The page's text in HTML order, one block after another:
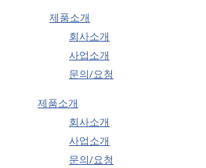
제품소개
회사소개
사업소개
문의/요청
제품소개
회사소개
사업소개
문의/요청